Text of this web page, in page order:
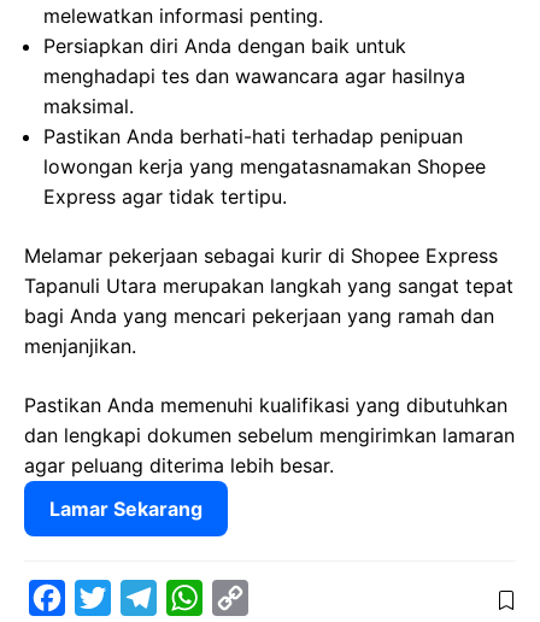
melewatkan informasi penting.
Persiapkan diri Anda dengan baik untuk
menghadapi tes dan wawancara agar hasilnya
maksimal.
Pastikan Anda berhati-hati terhadap penipuan
lowongan kerja yang mengatasnamakan Shopee
Express agar tidak tertipu.
Melamar pekerjaan sebagai kurir di Shopee Express
Tapanuli Utara merupakan langkah yang sangat tepat
bagi Anda yang mencari pekerjaan yang ramah dan
menjanjikan.
Pastikan Anda memenuhi kualifikasi yang dibutuhkan
dan lengkapi dokumen sebelum mengirimkan lamaran
agar peluang diterima lebih besar.
Lamar Sekarang
W